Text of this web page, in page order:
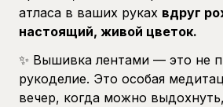
атласа в ваших руках вдруг
настоящий, живой цветок.
✨ Вышивка лентами — это не
рукоделие. Это особая
вечер, когда можно